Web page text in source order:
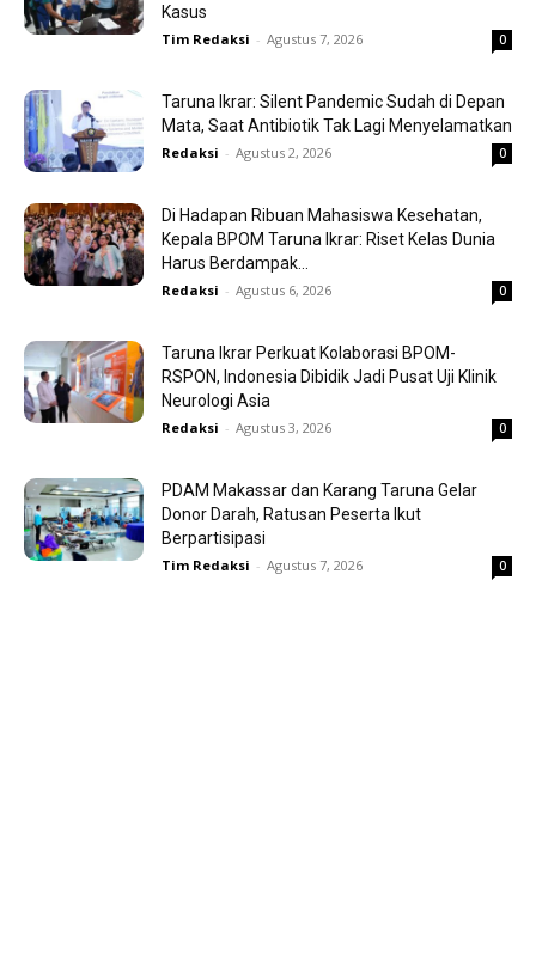
Kasus
Tim Redaksi - Agustus 7, 2026 0
Taruna Ikrar: Silent Pandemic Sudah di Depan
Mata, Saat Antibiotik Tak Lagi Menyelamatkan
Redaksi - Agustus 2, 2026 0
Di Hadapan Ribuan Mahasiswa Kesehatan,
Kepala BPOM Taruna Ikrar: Riset Kelas Dunia
Harus Berdampak...
Redaksi - Agustus 6, 2026 0
Taruna Ikrar Perkuat Kolaborasi BPOM-
RSPON, Indonesia Dibidik Jadi Pusat Uji Klinik
Neurologi Asia
Redaksi - Agustus 3, 2026 0
PDAM Makassar dan Karang Taruna Gelar
Donor Darah, Ratusan Peserta Ikut
Berpartisipasi
Tim Redaksi - Agustus 7, 2026 0